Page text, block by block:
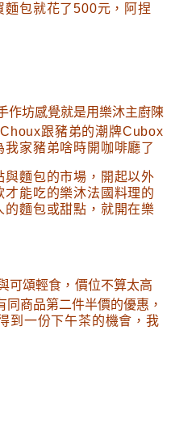
麵包就花了500元 ，阿捏
作坊感覺就是用樂沐主廚陳
Choux跟豬弟的潮牌Cubox
我家豬弟啥時開咖啡廳了
與麵包的市場 ，開起以外
才能吃的樂沐法國料理的
的麵包或甜點 ，就開在樂
可頌輕食 ， 價位不算太高
同商品第二件半價的優惠 ，
到一份下午茶的機會 ，我